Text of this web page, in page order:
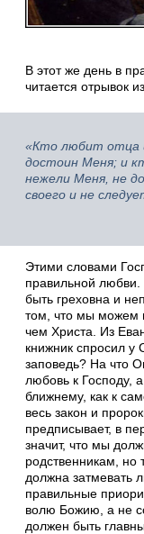
В этот же день в
читается отрывок
«Кто любит отца
достоин Меня; и
нежели Меня, не
своего и не
Этими словами
правильной
быть греховна и
том, что мы можем
чем Христа. Из
книжник спросил у
заповедь? На что
любовь к Господу,
ближнему, как к
весь закон и
предписывает, в
значит, что мы
родственникам,
должна затмевать
правильные
волю Божию, а не
должен быть